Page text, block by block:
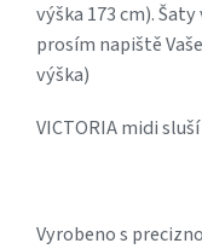
výška 173 cm).
prosím napiště
výška)
VICTORIA midi
Vyrobeno s